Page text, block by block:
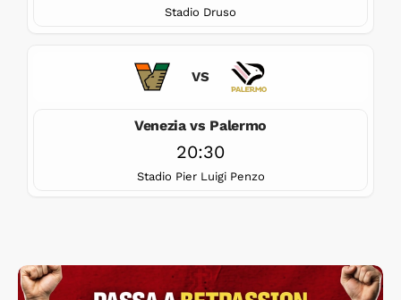
Stadio Druso
VS
Venezia vs Palermo
20:30
Stadio Pier Luigi Penzo